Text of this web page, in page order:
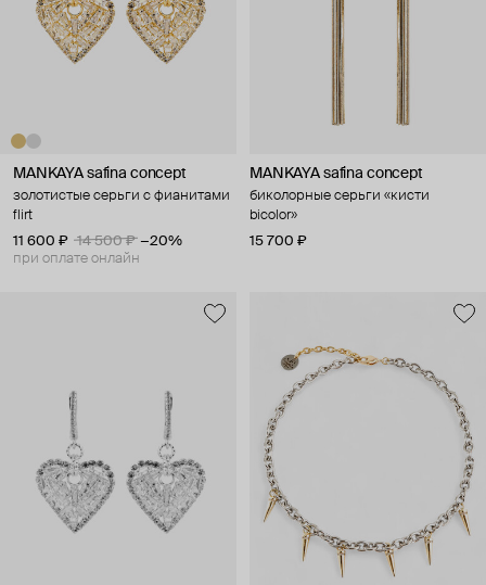
MANKAYA safina concept
золотистые серьги с фианитами
flirt
11 600 ₽
14 500 ₽ −20%
при оплате онлайн
MANKAYA safina concept
биколорные серьги «кисти
bicolor»
15 700 ₽